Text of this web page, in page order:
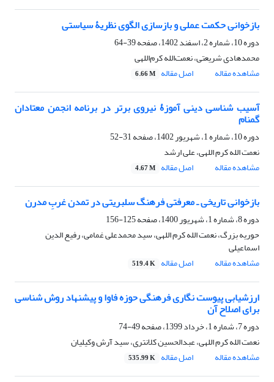
بازخوانی حکمت عملی و بازسازی الگوی نظریۀ سیاستی
دوره 10، شماره 2، اسفند 1402، صفحه
39-64
محمدهادی شریعتی، نعمت‌الله کرم‌اللهی
مشاهده مقاله
اصل مقاله 6.66 M
آسیب شناسی دینی آموزۀ نیروی برتر در برنامه انجمن معتادان
گمنام
دوره 10، شماره 1، شهریور 1402، صفحه
31-52
نعمت الله کرم اللهی، علی ارشد
مشاهده مقاله
اصل مقاله 4.67 M
بازخوانی تاریخی ـ معرفتی فرهنگ سلبریتی در تمدن غربِ مدرن
دوره 8، شماره 1، شهریور 1400، صفحه
125-156
حوریه بزرگ، نعمت الله کرم اللهی، سید محمدعلی غمامی، رفیع الدین
اسماعیلی
مشاهده مقاله
اصل مقاله 519.4 K
ارزشیابی پیوست نگاری فرهنگی حوزه فاوا و پیشنهاد روش شناسی
برای اصلاح آن
دوره 7، شماره 1، خرداد 1399، صفحه
49-74
نعمت الله کرم اللهی، عبدالحسین کلانتری، سید آرش وکیلیان
مشاهده مقاله
اصل مقاله 535.99 K